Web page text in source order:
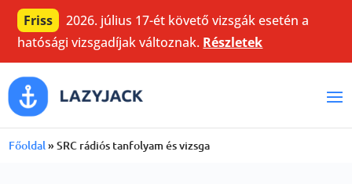
Friss
2026. július 17-ét követő vizsgák esetén a
hatósági vizsgadíjak változnak. Részletek
Főoldal»SRC rádiós tanfolyam és vizsga